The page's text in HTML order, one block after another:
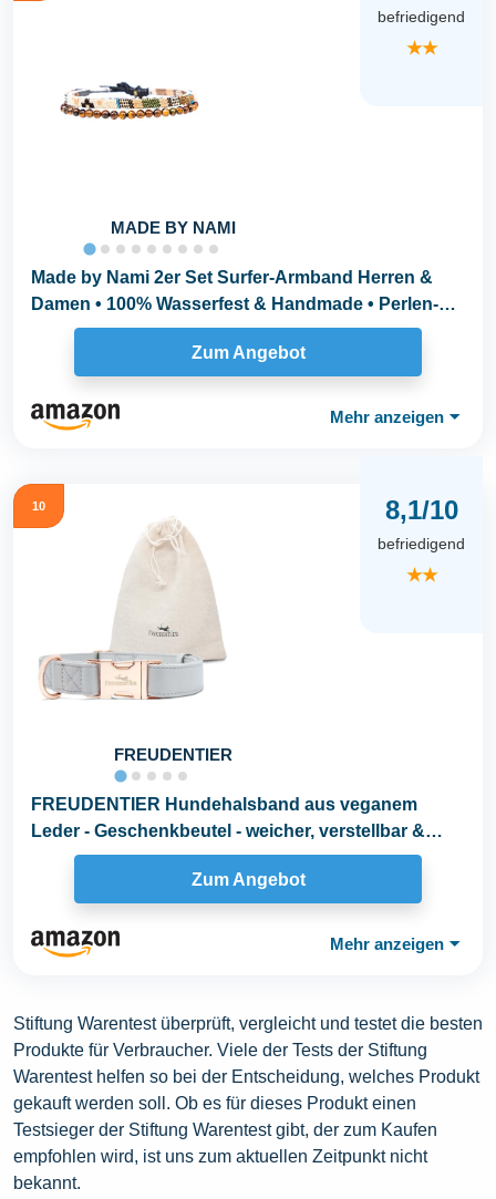
MADE BY NAMI
befriedigend
★★
Made by Nami 2er Set Surfer-Armband Herren &
Damen • 100% Wasserfest & Handmade • Perlen-
Armband...
Zum Angebot
Mehr anzeigen ⏷
10
FREUDENTIER
8,1/10
befriedigend
★★
FREUDENTIER Hundehalsband aus veganem
Leder - Geschenkbeutel - weicher, verstellbar &
robust...
Zum Angebot
Mehr anzeigen ⏷
Stiftung Warentest überprüft, vergleicht und testet die besten
Produkte für Verbraucher. Viele der Tests der Stiftung
Warentest helfen so bei der Entscheidung, welches Produkt
gekauft werden soll. Ob es für dieses Produkt einen
Testsieger der Stiftung Warentest gibt, der zum Kaufen
empfohlen wird, ist uns zum aktuellen Zeitpunkt nicht
bekannt.